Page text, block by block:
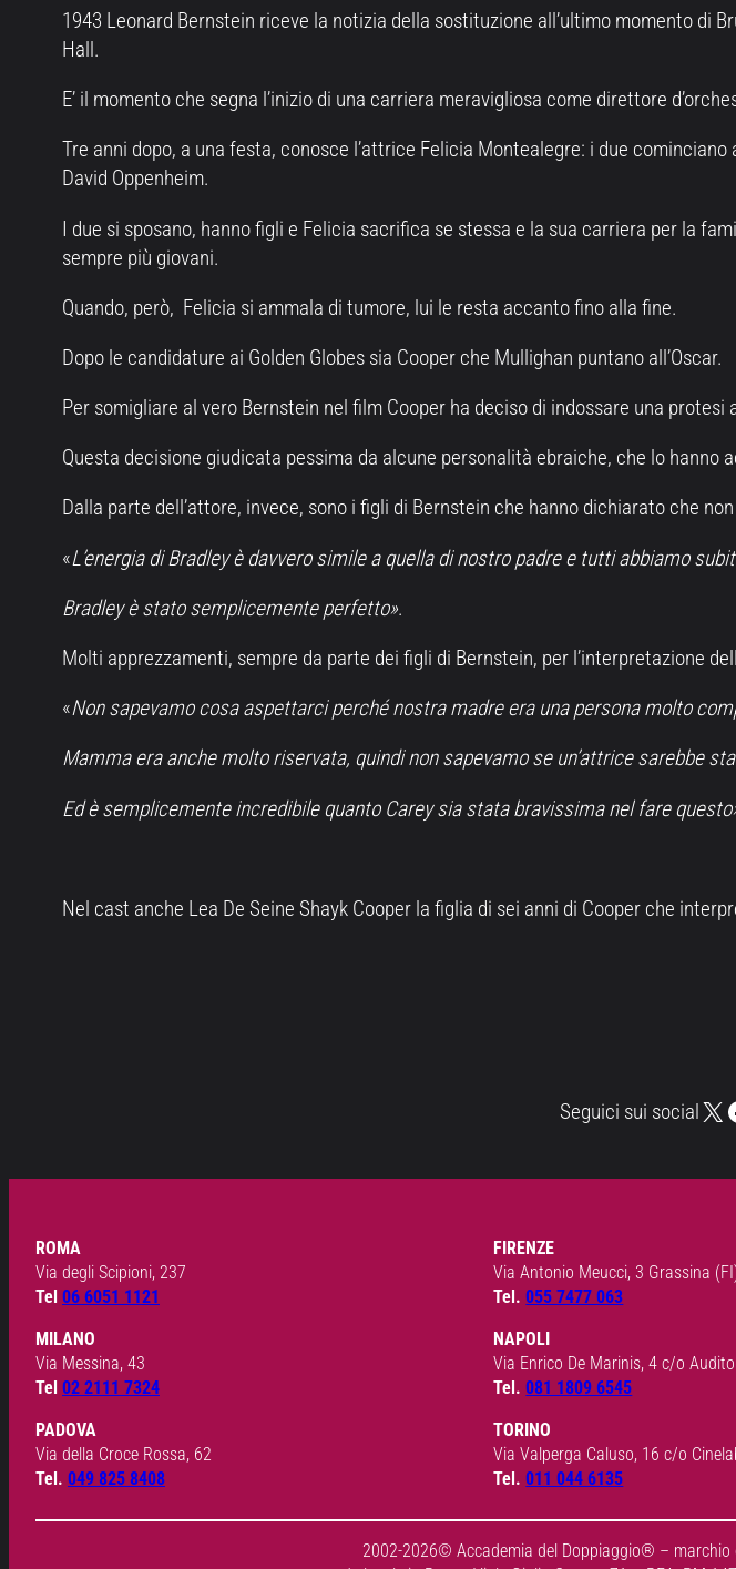
1943 Leonard Bernstein riceve la notizia della sostituzione all’ultimo momento di
Hall.
E’ il momento che segna l’inizio di una carriera meravigliosa come direttore
Tre anni dopo, a una festa, conosce l’attrice Felicia Montealegre: i due
David Oppenheim.
I due si sposano, hanno figli e Felicia sacrifica se stessa e la sua carriera per la
sempre più giovani.
Quando, però, Felicia si ammala di tumore, lui le resta accanto fino alla fine.
Dopo le candidature ai Golden Globes sia Cooper che Mullighan puntano all’Oscar.
Per somigliare al vero Bernstein nel film Cooper ha deciso di indossare una protesi
Questa decisione giudicata pessima da alcune personalità ebraiche, che lo hanno
Dalla parte dell’attore, invece, sono i figli di Bernstein che hanno dichiarato che
«L’energia di Bradley è davvero simile a quella di nostro padre e tutti abbiamo
Bradley è stato semplicemente perfetto».
Molti apprezzamenti, sempre da parte dei figli di Bernstein, per l’interpretazione
«Non sapevamo cosa aspettarci perché nostra madre era una persona molto
Mamma era anche molto riservata, quindi non sapevamo se un’attrice sarebbe
Ed è semplicemente incredibile quanto Carey sia stata bravissima nel fare
Nel cast anche Lea De Seine Shayk Cooper la figlia di sei anni di Cooper che
Seguici sui socialX
ROMA
Via degli Scipioni, 237
Tel 06 6051 1121
MILANO
Via Messina, 43
Tel 02 2111 7324
PADOVA
Via della Croce Rossa, 62
Tel. 049 825 8408
FIRENZE
Via Antonio Meucci, 3 Grassina
Tel.055 7477 063
NAPOLI
Via Enrico De Marinis, 4 c/o
Tel.081 1809 6545
TORINO
Via Valperga Caluso, 16 c/o
Tel.011 044 6135
2002-2026© Accademia del Doppiaggio® – marchio